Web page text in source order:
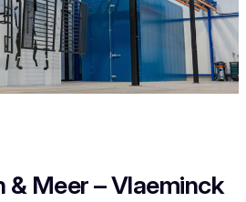
& Meer – Vlaeminck